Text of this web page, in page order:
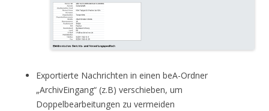
Exportierte Nachrichten in einen beA-Ordner
„ArchivEingang“ (z.B) verschieben, um
Doppelbearbeitungen zu vermeiden